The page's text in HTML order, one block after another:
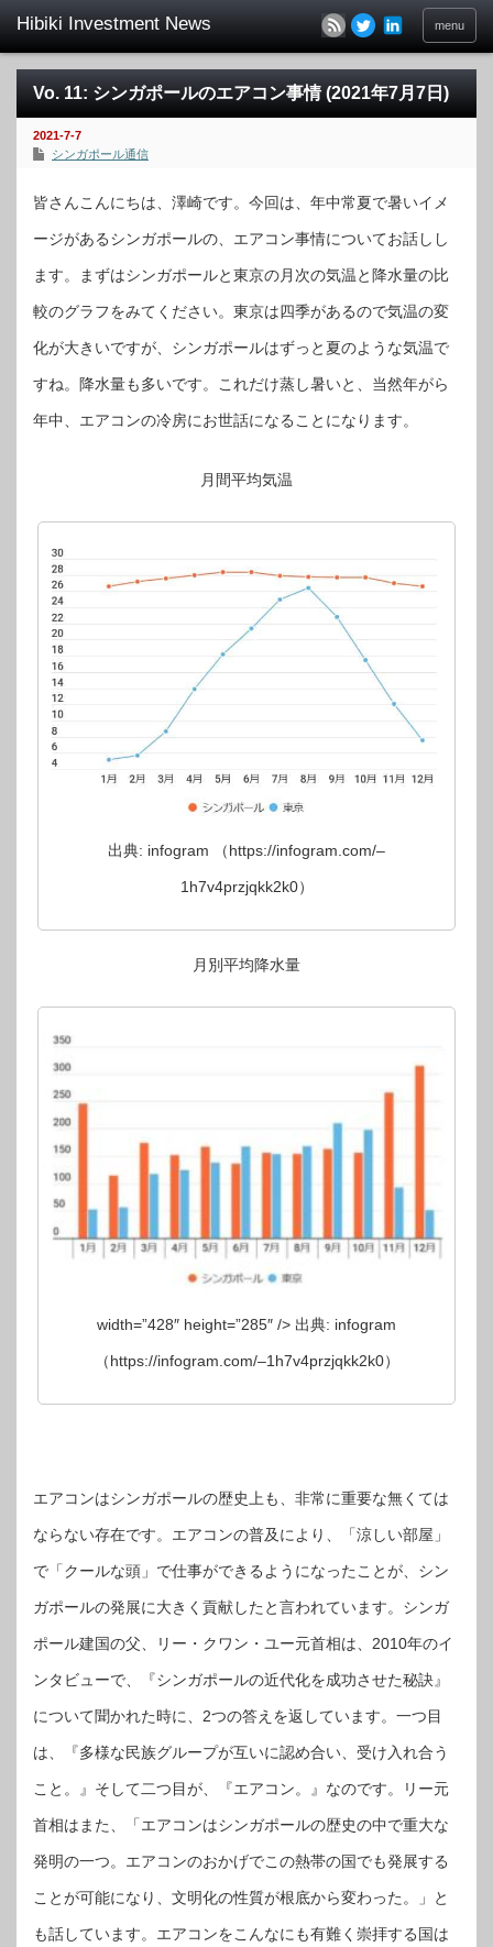
menu
Vo. 11: シンガポールのエアコン事情 (2021年7月7日)
2021-7-7
シンガポール通信
皆さんこんにちは、澤崎です。今回は、年中常夏で暑いイメ
ージがあるシンガポールの、エアコン事情についてお話しし
ます。まずはシンガポールと東京の月次の気温と降水量の比
較のグラフをみてください。東京は四季があるので気温の変
化が大きいですが、シンガポールはずっと夏のような気温で
すね。降水量も多いです。これだけ蒸し暑いと、当然年がら
年中、エアコンの冷房にお世話になることになります。
月間平均気温
出典: infogram （https://infogram.com/–
1h7v4przjqkk2k0）
月別平均降水量
width=”428″ height=”285″ /> 出典: infogram
（https://infogram.com/–1h7v4przjqkk2k0）
エアコンはシンガポールの歴史上も、非常に重要な無くては
ならない存在です。エアコンの普及により、「涼しい部屋」
で「クールな頭」で仕事ができるようになったことが、シン
ガポールの発展に大きく貢献したと言われています。シンガ
ポール建国の父、リー・クワン・ユー元首相は、2010年のイ
ンタビューで、『シンガポールの近代化を成功させた秘訣』
について聞かれた時に、2つの答えを返しています。一つ目
は、『多様な民族グループが互いに認め合い、受け入れ合う
こと。』そして二つ目が、『エアコン。』なのです。リー元
首相はまた、「エアコンはシンガポールの歴史の中で重大な
発明の一つ。エアコンのおかげでこの熱帯の国でも発展する
ことが可能になり、文明化の性質が根底から変わった。」と
も話しています。エアコンをこんなにも有難く崇拝する国は